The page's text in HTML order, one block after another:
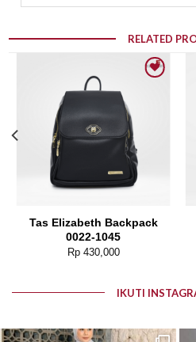
RELATED
Add to wishlist
Tas Elizabeth Backpack
0022-1045
Rp430,000
IKUTI